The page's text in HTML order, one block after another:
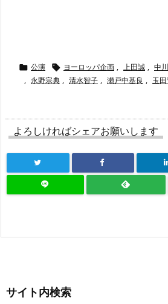
 公演  ヨーロッパ企画 , 上田誠 , 中
, 永野宗典 , 清水智子 , 瀬戸中基良 , 玉
よろしければシェアお願いします
サイト内検索